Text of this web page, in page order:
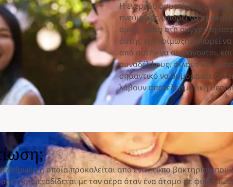
Η ενεργός φυματίωση, μια
πνεύμονες, μπορεί να
όμως, χάρη στη σύγχρονη
αυτής της λοίμωξης μπορεί
από αυτήν να αισθάνονται,
συναδέλφους, φίλους και
σημαντικό να θυμόμαστε
λάβουν αποτελεσματική
λοίμωξη η οποία προκαλείται από έναν τύπο βακτηρίου
και μεταδίδεται με τον αέρα όταν ένα άτομο με